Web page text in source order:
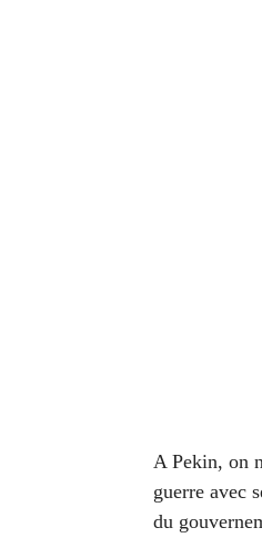
A Pekin, on
guerre avec
du